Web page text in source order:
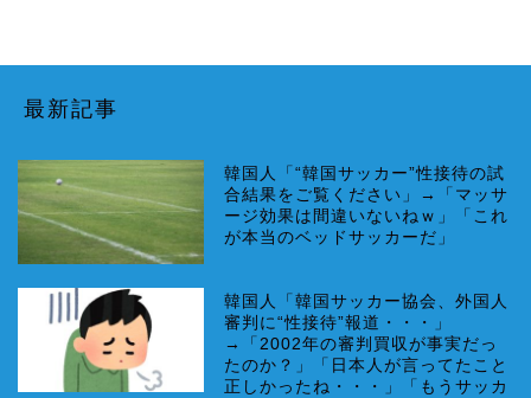
最新記事
韓国人「“韓国サッカー”性接待の試
合結果をご覧ください」→「マッサ
ージ効果は間違いないねｗ」「これ
が本当のベッドサッカーだ」
韓国人「韓国サッカー協会、外国人
審判に“性接待”報道・・・」
→「2002年の審判買収が事実だっ
たのか？」「日本人が言ってたこと
正しかったね・・・」「もうサッカ